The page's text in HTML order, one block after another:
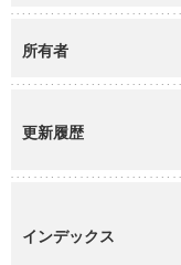
所有者
更新履歴
インデックス